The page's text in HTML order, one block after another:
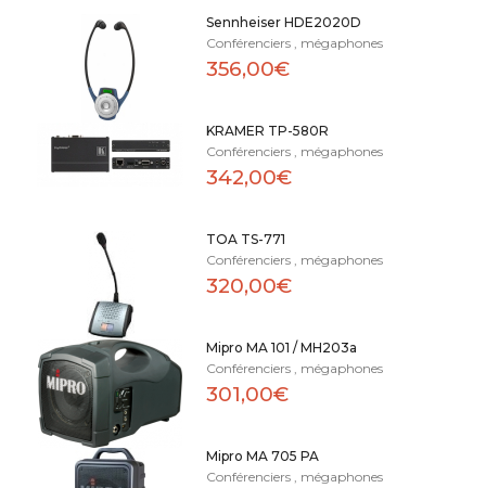
Sennheiser HDE2020D
Conférenciers , mégaphones
356,00€
KRAMER TP-580R
Conférenciers , mégaphones
342,00€
TOA TS-771
Conférenciers , mégaphones
320,00€
Mipro MA 101 / MH203a
Conférenciers , mégaphones
301,00€
Mipro MA 705 PA
Conférenciers , mégaphones